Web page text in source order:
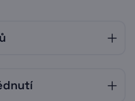
boxu lze snadno